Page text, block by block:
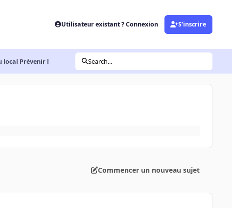
Utilisateur existant ? Connexion S’inscrire
local Prévenir l Search...
Commencer un nouveau sujet